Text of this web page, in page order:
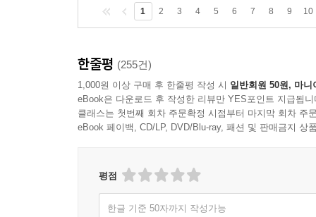
1 2 3 4 5 6 7 8 9 10
한줄평 (255건)
1,000원 이상 구매 후 한줄평 작성 시 일반회원 50원, 마니
eBook은 다운로드 후 작성한 리뷰만 YES포인트 지급됩니
클래스는 첫번째 회차 주문확정 시점부터 마지막 회차 주
eBook 페이백, CD/LP, DVD/Blu-ray, 패션 및 판매금지 상
평점
한글 기준 50자까지 작성가능